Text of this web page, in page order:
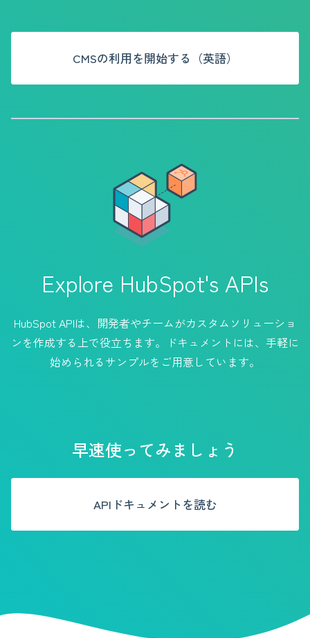
CMSの利用を開始する（英語）
Explore HubSpot's APIs
HubSpot APIは、開発者やチームがカスタムソリューショ
ンを作成する上で役立ちます。ドキュメントには、手軽に
始められるサンプルをご用意しています。
早速使ってみましょう
APIドキュメントを読む